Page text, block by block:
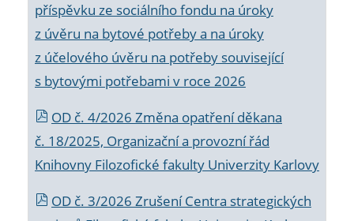
příspěvku ze sociálního fondu na úroky
z úvěru na bytové potřeby a na úroky
z účelového úvěru na potřeby související
s bytovými potřebami v roce 2026
OD č. 4/2026 Změna opatření děkana
č. 18/2025, Organizační a provozní řád
Knihovny Filozofické fakulty Univerzity Karlovy
OD č. 3/2026 Zrušení Centra strategických